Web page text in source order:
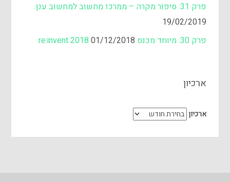
פרק 31: סיפור מקרה – ממרכז מחשוב למחשוב ענן.
19/02/2019
פרק 30: מיוחד מכנס re:invent 2018
01/12/2018
ארכיון
ארכיון